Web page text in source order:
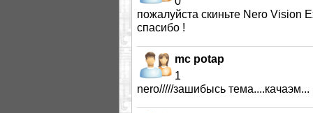
пожалуйста скиньте Nero Vision
спасибо !
mc potap
1
nero/////зашибысь тема....качаэм...